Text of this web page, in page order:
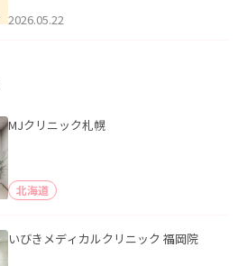
た。
2026.05.22
MJクリニック札幌
北海道
いびきメディカルクリニック 福岡院